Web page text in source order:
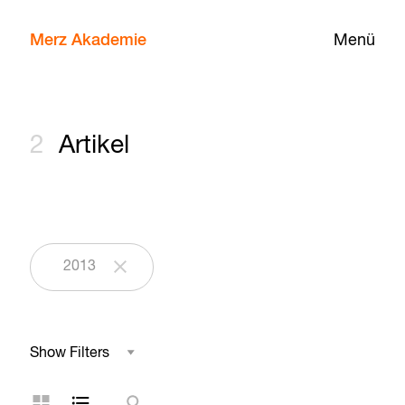
Menü
Merz Akademie
2 Artikel
2013
Show Filters